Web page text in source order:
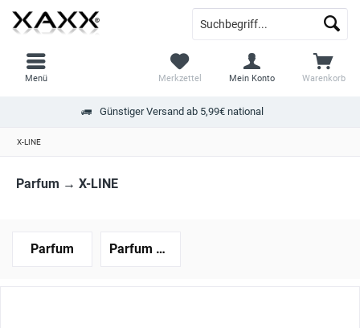
Günstiger Versand ab 5,99€ national
Warenkorb
Merkzettel Mein Konto
Menü
X-LINE
Parfum → X-LINE
Parfum Parfum Proben